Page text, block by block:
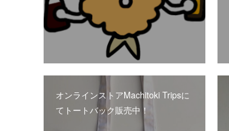
オンラインストアMachitoki Tripsに
てトートバック販売中！